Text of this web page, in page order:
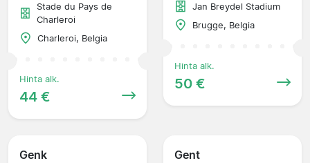
Stade du Pays de
Charleroi
Charleroi, Belgia
Hinta alk.
44 €
Jan Breydel Stadium
Brugge, Belgia
Hinta alk.
50 €
Genk Gent